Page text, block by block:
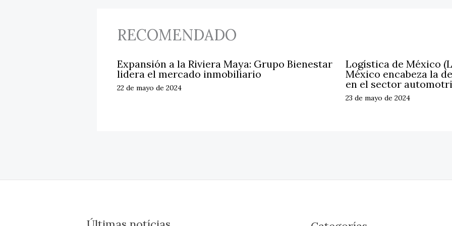
RECOMENDADO
Expansión a la Riviera Maya: Grupo Bienestar
lidera el mercado inmobiliario
22 de mayo de 2024
Logística de México
México encabeza la
en el sector
23 de mayo de 2024